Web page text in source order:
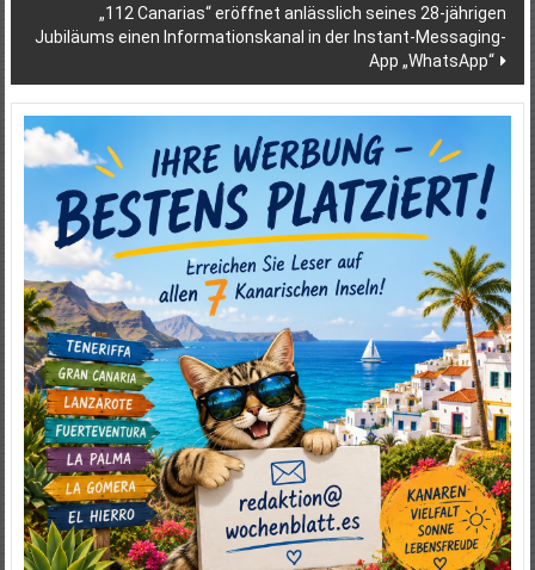
„112 Canarias“ eröffnet anlässlich seines 28-jährigen
Jubiläums einen Informationskanal in der Instant-Messaging-
App „WhatsApp“